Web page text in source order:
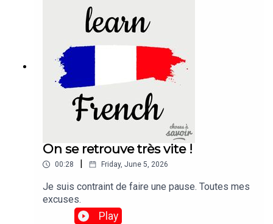
On se retrouve très vite !
00:28 Friday, June 5, 2026
Je suis contraint de faire une pause. Toutes mes
excuses.
Play